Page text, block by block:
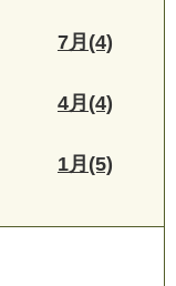
7月(4)
4月(4)
1月(5)